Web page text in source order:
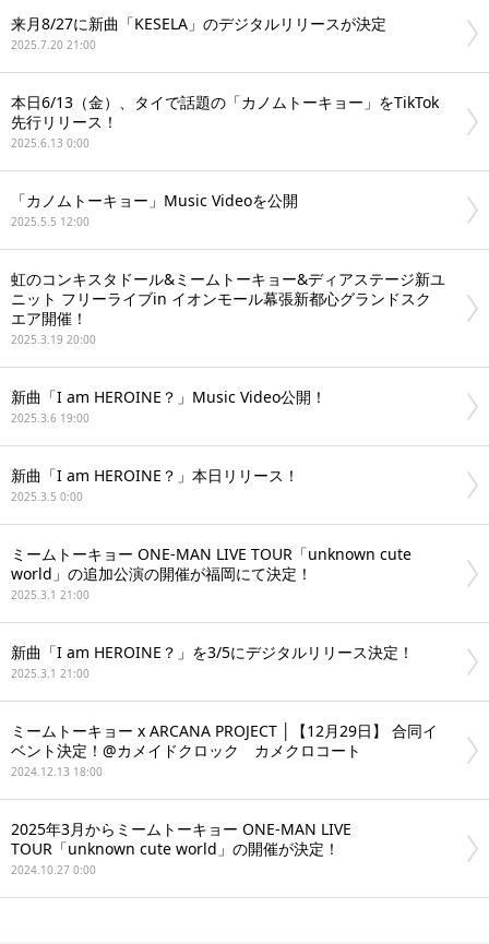
来月8/27に新曲「KESELA」のデジタルリリースが決定
2025.7.20 21:00
本日6/13（金）、タイで話題の「カノムトーキョー」をTikTok
先行リリース！
2025.6.13 0:00
「カノムトーキョー」Music Videoを公開
2025.5.5 12:00
虹のコンキスタドール&ミームトーキョー&ディアステージ新ユ
ニット フリーライブin イオンモール幕張新都心グランドスク
エア開催！
2025.3.19 20:00
新曲「I am HEROINE？」Music Video公開！
2025.3.6 19:00
新曲「I am HEROINE？」本日リリース！
2025.3.5 0:00
ミームトーキョー ONE-MAN LIVE TOUR「unknown cute
world」の追加公演の開催が福岡にて決定！
2025.3.1 21:00
新曲「I am HEROINE？」を3/5にデジタルリリース決定！
2025.3.1 21:00
ミームトーキョー x ARCANA PROJECT │【12月29日】 合同イ
ベント決定！@カメイドクロック カメクロコート
2024.12.13 18:00
2025年3月からミームトーキョー ONE-MAN LIVE
TOUR「unknown cute world」の開催が決定！
2024.10.27 0:00